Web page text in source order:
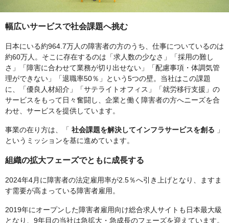
幅広いサービスで社会課題へ挑む
日本にいる約964.7万人の障害者の方のうち、仕事についているのは
約60万人。そこに存在するのは「求人数の少なさ」「採用の難し
さ」「障害に合わせて業務が切り出せない」「配慮事項・体調気管
理ができない」「退職率50％」という5つの壁。当社はこの課題
に、「優良人材紹介」「サテライトオフィス」「就労移行支援」の
サービスをもって日々奮闘し、企業と働く障害者の方へニーズを合
わせ、サービスを提供しています。
事業の在り方は、「 社会課題を解決してインフラサービスを創る 」
というミッションを基に進めています。
組織の拡大フェーズでともに成長する
2024年4月に障害者の法定雇用率が2.5％へ引き上げとなり、ますま
す需要が高まっている障害者雇用。
2019年にオープンした障害者雇用向け総合求人サイトも日本最大級
となり、9年目の当社は急拡大・急成長のフェーズを迎えています。